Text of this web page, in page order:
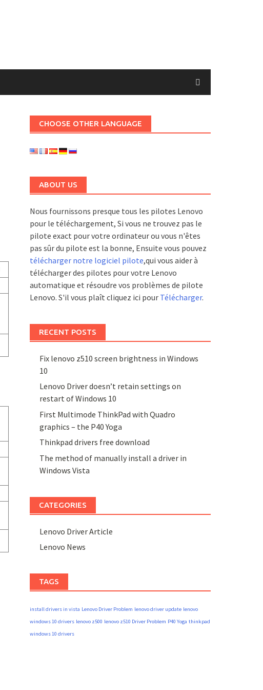
CHOOSE OTHER LANGUAGE
ABOUT US
Nous fournissons presque tous les pilotes Lenovo
pour le téléchargement, Si vous ne trouvez pas le
pilote exact pour votre ordinateur ou vous n'êtes
pas sûr du pilote est la bonne, Ensuite vous pouvez
télécharger notre logiciel pilote,qui vous aider à
télécharger des pilotes pour votre Lenovo
automatique et résoudre vos problèmes de pilote
Lenovo. S'il vous plaît cliquez ici pour Télécharger.
RECENT POSTS
Fix lenovo z510 screen brightness in Windows
10
Lenovo Driver doesn’t retain settings on
restart of Windows 10
First Multimode ThinkPad with Quadro
graphics – the P40 Yoga
Thinkpad drivers free download
The method of manually install a driver in
Windows Vista
CATEGORIES
Lenovo Driver Article
Lenovo News
TAGS
install drivers in vista Lenovo Driver Problem lenovo driver update lenovo
windows 10 drivers lenovo z500 lenovo z510 Driver Problem P40 Yoga thinkpad
windows 10 drivers